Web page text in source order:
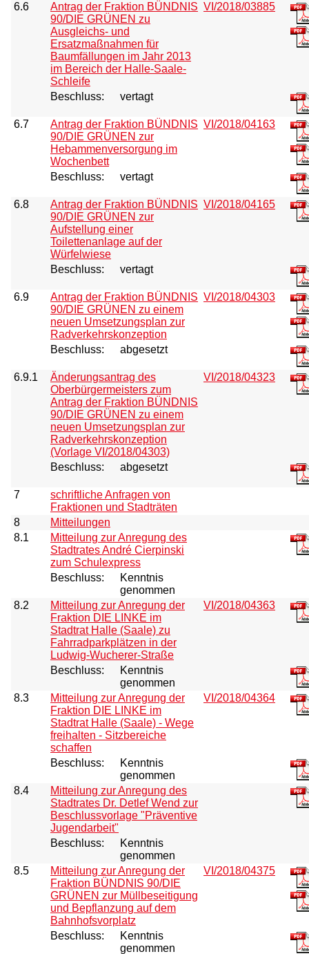
6.6
Antrag der Fraktion BÜNDNIS
90/DIE GRÜNEN zu
Ausgleichs- und
Ersatzmaßnahmen für
Baumfällungen im Jahr 2013
im Bereich der Halle-Saale-
Schleife
VI/2018/03885
Beschluss: vertagt
6.7
Antrag der Fraktion BÜNDNIS
90/DIE GRÜNEN zur
Hebammenversorgung im
Wochenbett
VI/2018/04163
Beschluss: vertagt
6.8
Antrag der Fraktion BÜNDNIS
90/DIE GRÜNEN zur
Aufstellung einer
Toilettenanlage auf der
Würfelwiese
VI/2018/04165
Beschluss: vertagt
6.9
Antrag der Fraktion BÜNDNIS
90/DIE GRÜNEN zu einem
neuen Umsetzungsplan zur
Radverkehrskonzeption
VI/2018/04303
Beschluss: abgesetzt
6.9.1
Änderungsantrag des
Oberbürgermeisters zum
Antrag der Fraktion BÜNDNIS
90/DIE GRÜNEN zu einem
neuen Umsetzungsplan zur
Radverkehrskonzeption
(Vorlage VI/2018/04303)
VI/2018/04323
Beschluss: abgesetzt
7
schriftliche Anfragen von
Fraktionen und Stadträten
8
Mitteilungen
8.1
Mitteilung zur Anregung des
Stadtrates André Cierpinski
zum Schulexpress
Beschluss:
Kenntnis
genommen
8.2
Mitteilung zur Anregung der
Fraktion DIE LINKE im
Stadtrat Halle (Saale) zu
Fahrradparkplätzen in der
Ludwig-Wucherer-Straße
VI/2018/04363
Beschluss:
Kenntnis
genommen
8.3
Mitteilung zur Anregung der
Fraktion DIE LINKE im
Stadtrat Halle (Saale) - Wege
freihalten - Sitzbereiche
schaffen
VI/2018/04364
Beschluss:
Kenntnis
genommen
8.4
Mitteilung zur Anregung des
Stadtrates Dr. Detlef Wend zur
Beschlussvorlage "Präventive
Jugendarbeit"
Beschluss:
Kenntnis
genommen
8.5
Mitteilung zur Anregung der
Fraktion BÜNDNIS 90/DIE
GRÜNEN zur Müllbeseitigung
und Bepflanzung auf dem
Bahnhofsvorplatz
VI/2018/04375
Beschluss:
Kenntnis
genommen